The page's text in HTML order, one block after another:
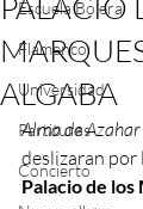
Escuela Bolera
Flamenco
Universidad
Partituras
Concierto
ALGABA
Alma de Azahar
deslizaran por
Palacio de los